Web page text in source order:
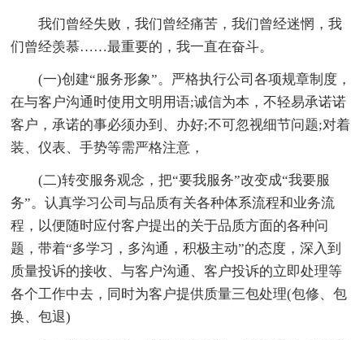
我们曾经失败，我们曾经痛苦，我们曾经迷惘，我
们曾经羡慕……最重要的，我一直在奋斗。
(一)创建“服务形象”。严格执行公司各项规章制度，
在与客户沟通时使用文明用语;诚信为本，不轻易承诺诺
客户，承诺的事必须办到、办好;不可忽视细节问题;对着
装、仪表、手势等需严格注意，
(二)转变服务观念，把“要我服务”改变成“我要服
务”。认真学习公司与品质有关各种体系流程和业务流
程，以便随时应付客户提出的关于品质方面的各种问
题，带着“多学习，多沟通，积极主动”的态度，深入到
质量投诉的接收、与客户沟通、客户投诉的立即处理等
各个工作中去，同时为客户提供质量三包处理(包修、包
换、包退)